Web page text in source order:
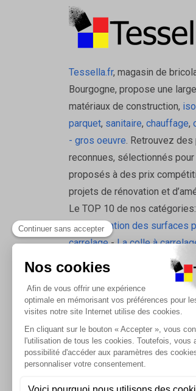
1. Adhérence durable et
La couche adhésive
2. Visibilité assurée
La teinte orange contribue à
3. Conçu pour
Ce ruban est spécialement
d’isolation.
4. Formats adaptés
Avec des largeurs de 50 mm
5. Conditionnement
Vendu à l’unité avec un
Conseils
Préparation de la
Tessella.fr, magasin de
Bourgogne, propose une
matériaux de construction,
parquet, sanitaire, chauffage,
- gros oeuvre. Retrouvez
reconnues, sélectionnés
proposés à des prix
projets de rénovation et
Le TOP 10 de nos catégories:
La préparation des surfaces
carrelage-La colle à
pavilift
Le carrelage sol
-
Les accessoires d'isolation
-
Les tablettes de douche